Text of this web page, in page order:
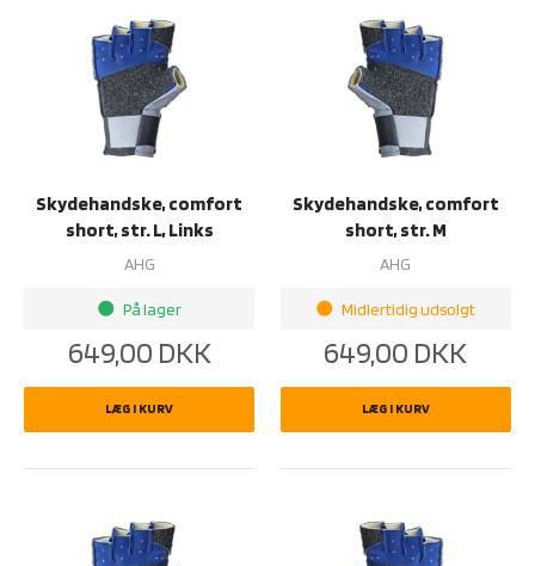
Skydehandske, comfort
short, str. L, Links
AHG
brightness_1 På lager
649,00 DKK
LÆG I KURV
Skydehandske, comfort
short, str. M
AHG
brightness_1 Midlertidig udsolgt
649,00 DKK
LÆG I KURV